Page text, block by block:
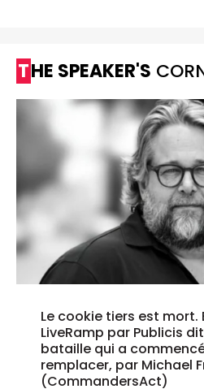
THE SPEAKER'S
Le cookie tiers est mort.
LiveRamp par Publicis
bataille qui a
remplacer, par Michael
(CommandersAct)